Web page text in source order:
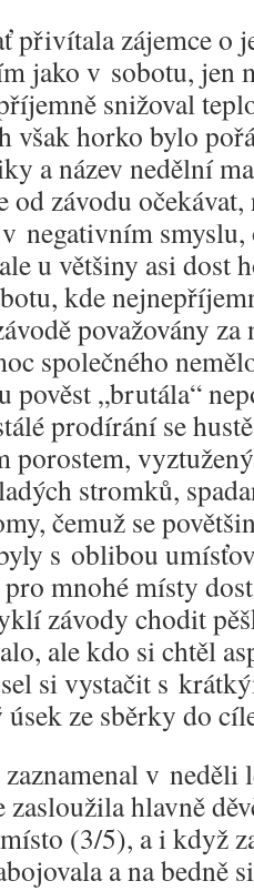
přivítala zájemce o
jako v sobotu, jen
snižoval
však horko bylo
a název nedělní
od závodu
negativním smyslu,
u většiny asi dost
kde
považovány
společného
pověst „brutála“
prodírání se
porostem,
stromků,
čemuž se
s oblibou
mnohé místy
závody chodit
ale kdo si chtěl
si vystačit s
ze sběrky do
v neděli
zasloužila hlavně
(3/5), a i když
a na bedně